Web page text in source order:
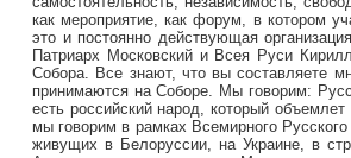
как мероприятие, как форум, в котором
это и постоянно действующая
Патриарх Московский и Всея Руси
Собора. Все знают, что вы составляете
принимаются на Соборе. Мы говорим:
есть российский народ, который
мы говорим в рамках Всемирного
живущих в Белоруссии, на Украине, в